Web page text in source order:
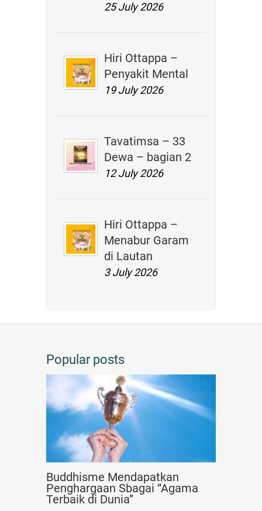
25 July 2026
Hiri Ottappa –
Penyakit Mental
19 July 2026
Tavatimsa – 33
Dewa – bagian 2
12 July 2026
Hiri Ottappa –
Menabur Garam
di Lautan
3 July 2026
Popular posts
Buddhisme Mendapatkan
Penghargaan Sbagai “Agama
Terbaik di Dunia”